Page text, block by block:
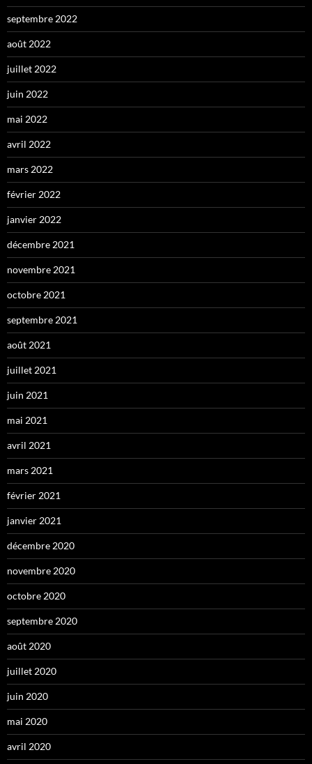
septembre 2022
août 2022
juillet 2022
juin 2022
mai 2022
avril 2022
mars 2022
février 2022
janvier 2022
décembre 2021
novembre 2021
octobre 2021
septembre 2021
août 2021
juillet 2021
juin 2021
mai 2021
avril 2021
mars 2021
février 2021
janvier 2021
décembre 2020
novembre 2020
octobre 2020
septembre 2020
août 2020
juillet 2020
juin 2020
mai 2020
avril 2020